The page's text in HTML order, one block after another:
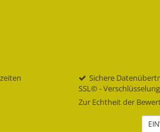
Sichere
SSL© - Verschlüsselung
Zur Echtheit der